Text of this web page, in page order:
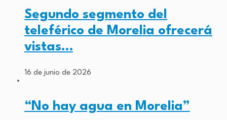
Segundo segmento del
teleférico de Morelia ofrecerá
vistas…
16 de junio de 2026
“No hay agua en Morelia”